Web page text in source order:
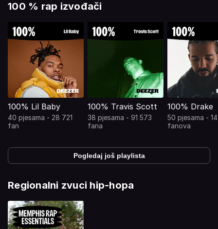
100 % rap izvođači
100% Lil Baby
40 pjesama - 28 721
fan
100% Travis Scott
38 pjesama - 91 573
fana
100% Drake
50 pjesama -
fanova
Pogledaj još playlista
Regionalni zvuci hip-hopa